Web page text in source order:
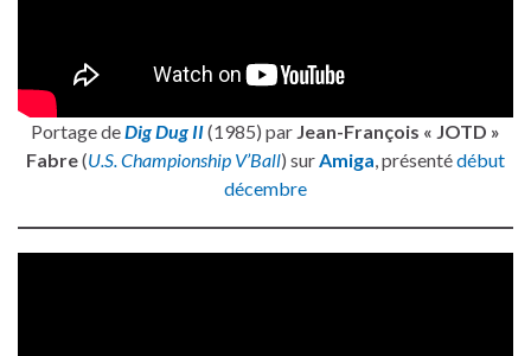
Portage deDig Dug II(1985) par Jean-François « JOTD »
Fabre(U.S. Championship V’Ball) surAmiga, présentédébut
décembre